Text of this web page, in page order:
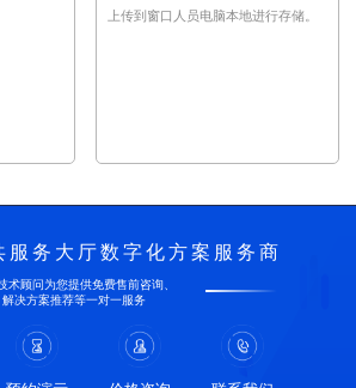
上传到窗口人员电脑本地进行存储。
服务大厅数字化方案服务商
术顾问为您提供免费售前咨询、
解决方案推荐等一对一服务